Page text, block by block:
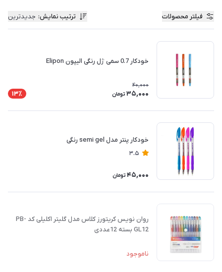
فیلتر محصولات ترتیب نمایش: جدیدترین
خودکار 0.7 سمی ژل رنگی الیپون Elipon
40,000
35,000 تومان 13٪
خودکار پنتر مدل semi gel رنگی
3.5
45,000 تومان
روان نویس کریتورز کلاس مدل گلیتر اکلیلی کد PB-
GL12 بسته 12عددی
ناموجود